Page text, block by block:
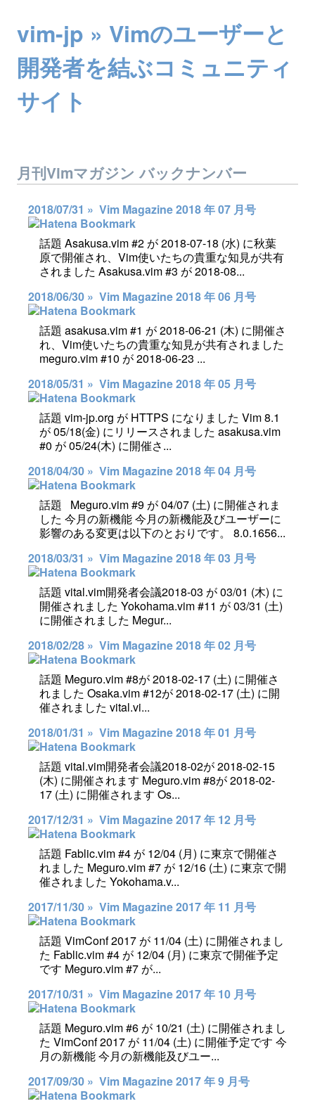
vim-jp » Vimのユーザーと
開発者を結ぶコミュニティ
サイト
月刊Vimマガジン バックナンバー
2018/07/31 » Vim Magazine 2018 年 07 月号
話題 Asakusa.vim #2 が 2018-07-18 (水) に秋葉
原で開催され、Vim使いたちの貴重な知見が共有
されました Asakusa.vim #3 が 2018-08...
2018/06/30 » Vim Magazine 2018 年 06 月号
話題 asakusa.vim #1 が 2018-06-21 (木) に開催さ
れ、Vim使いたちの貴重な知見が共有されました
meguro.vim #10 が 2018-06-23 ...
2018/05/31 » Vim Magazine 2018 年 05 月号
話題 vim-jp.org が HTTPS になりました Vim 8.1
が 05/18(金) にリリースされました asakusa.vim
#0 が 05/24(木) に開催さ...
2018/04/30 » Vim Magazine 2018 年 04 月号
話題 Meguro.vim #9 が 04/07 (土) に開催されま
した 今月の新機能 今月の新機能及びユーザーに
影響のある変更は以下のとおりです。 8.0.1656...
2018/03/31 » Vim Magazine 2018 年 03 月号
話題 vital.vim開発者会議2018-03 が 03/01 (木) に
開催されました Yokohama.vim #11 が 03/31 (土)
に開催されました Megur...
2018/02/28 » Vim Magazine 2018 年 02 月号
話題 Meguro.vim #8が 2018-02-17 (土) に開催さ
れました Osaka.vim #12が 2018-02-17 (土) に開
催されました vital.vi...
2018/01/31 » Vim Magazine 2018 年 01 月号
話題 vital.vim開発者会議2018-02が 2018-02-15
(木) に開催されます Meguro.vim #8が 2018-02-
17 (土) に開催されます Os...
2017/12/31 » Vim Magazine 2017 年 12 月号
話題 Fablic.vim #4 が 12/04 (月) に東京で開催さ
れました Meguro.vim #7 が 12/16 (土) に東京で開
催されました Yokohama.v...
2017/11/30 » Vim Magazine 2017 年 11 月号
話題 VimConf 2017 が 11/04 (土) に開催されまし
た Fablic.vim #4 が 12/04 (月) に東京で開催予定
です Meguro.vim #7 が...
2017/10/31 » Vim Magazine 2017 年 10 月号
話題 Meguro.vim #6 が 10/21 (土) に開催されまし
た VimConf 2017 が 11/04 (土) に開催予定です 今
月の新機能 今月の新機能及びユー...
2017/09/30 » Vim Magazine 2017 年 9 月号